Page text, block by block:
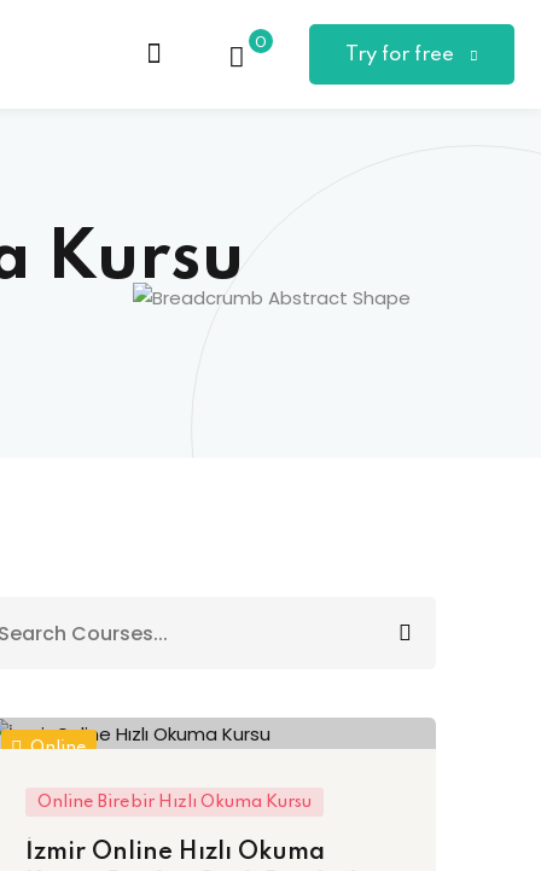
0
Try for free
Kursu
Online
Online Birebir Hızlı Okuma Kursu
İzmir Online Hızlı Okuma